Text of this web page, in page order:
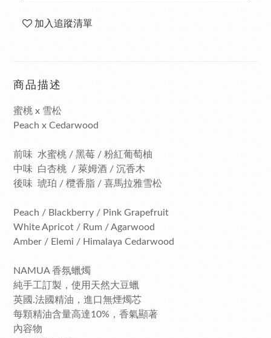
加入追蹤清單
商品描述
蜜桃 x 雪松
Peach x Cedarwood
前味 水蜜桃 / 黑莓 / 粉紅葡萄柚
中味 白杏桃 / 萊姆酒 / 沉香木
後味 琥珀 / 欖香脂 / 喜馬拉雅雪松
Peach / Blackberry / Pink Grapefruit
White Apricot / Rum / Agarwood
Amber / Elemi / Himalaya Cedarwood
NAMUA 香氛蠟燭
純手工訂製，使用天然大豆蠟
英國.法國精油，進口無煙燭芯
每顆精油含量高達10%，香氣顯著
內容物